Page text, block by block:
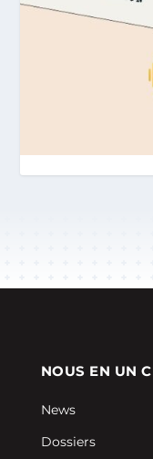
NOUS EN UN
News
Dossiers